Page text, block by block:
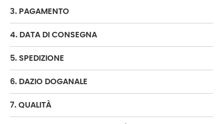
3. PAGAMENTO
4. DATA DI CONSEGNA
5. SPEDIZIONE
6. DAZIO DOGANALE
7. QUALITÀ